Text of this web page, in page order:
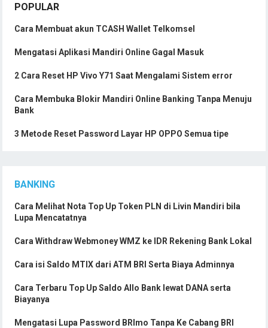
POPULAR
Cara Membuat akun TCASH Wallet Telkomsel
Mengatasi Aplikasi Mandiri Online Gagal Masuk
2 Cara Reset HP Vivo Y71 Saat Mengalami Sistem error
Cara Membuka Blokir Mandiri Online Banking Tanpa Menuju
Bank
3 Metode Reset Password Layar HP OPPO Semua tipe
BANKING
Cara Melihat Nota Top Up Token PLN di Livin Mandiri bila
Lupa Mencatatnya
Cara Withdraw Webmoney WMZ ke IDR Rekening Bank Lokal
Cara isi Saldo MTIX dari ATM BRI Serta Biaya Adminnya
Cara Terbaru Top Up Saldo Allo Bank lewat DANA serta
Biayanya
Mengatasi Lupa Password BRImo Tanpa Ke Cabang BRI